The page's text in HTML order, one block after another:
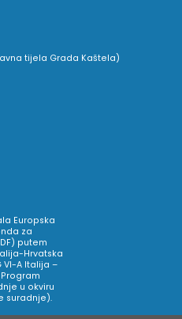
tijela Grada Kaštela)
Europska
za
putem
Hrvatska
VI-A Italija –
Program
u okviru
suradnje).